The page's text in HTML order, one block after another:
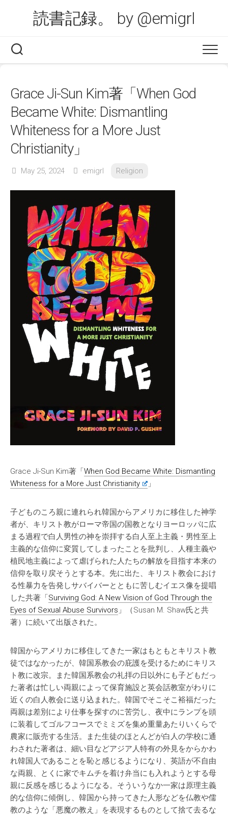
読書記録。 by @emigrl
Grace Ji-Sun Kim著「When God
Became White: Dismantling
Whiteness for a More Just
Christianity」
May 25, 2024 emigrl Religion
Grace Ji-Sun Kim著「When God Became White: Dismantling
Whiteness for a More Just Christianity
」
子どものころ親に連れられ韓国からアメリカに移住した神学
者が、キリスト教がローマ帝国の国教となりヨーロッパに広
まる過程で白人男性の神を崇拝する白人至上主義・男性至上
主義的な信仰に変質してしまったことを批判し、人種主義や
植民地主義によって虐げられた人たちの解放を目指す本来の
信仰を取り戻そうとする本。先に出た、キリスト教会におけ
る性暴力を告発しサバイバーとともに苦しむイエス像を提唱
した共著「Surviving God: A New Vision of God Through the
Eyes of Sexual Abuse Survivors 」（Susan M. Shaw氏と共
著）に続いて出版された。
韓国からアメリカに移住してきた一家はもともとキリスト教
徒ではなかったが、韓国系教会の庇護を受けるためにキリス
ト教に改宗。また韓国系教会の礼拝の日以外にも子どもだっ
た著者は忙しい両親によって保育施設と英会話教室がわりに
近くの白人教会に送り込まれた。韓国でそこそこ裕福だった
両親は差別により仕事を探すのに苦労し、夜中にランプを頭
に装着してゴルフコースでミミズを集め重量あたりいくらで
農家に販売する生活。また生徒のほとんどが白人の学校に通
わされた著者は、細い目などアジア人特有の外見をからかわ
れ韓国人であることを恥と感じるようになり、英語が不自由
な両親、とくに家でキムチを着け弁当にも入れようとする母
親に反感を感じるようになる。そういうなか一家は原理主義
的な信仰に傾倒し、韓国から持ってきた人形などを仏教や儒
教のような「悪魔の教え」を表現するものとして捨て去るな